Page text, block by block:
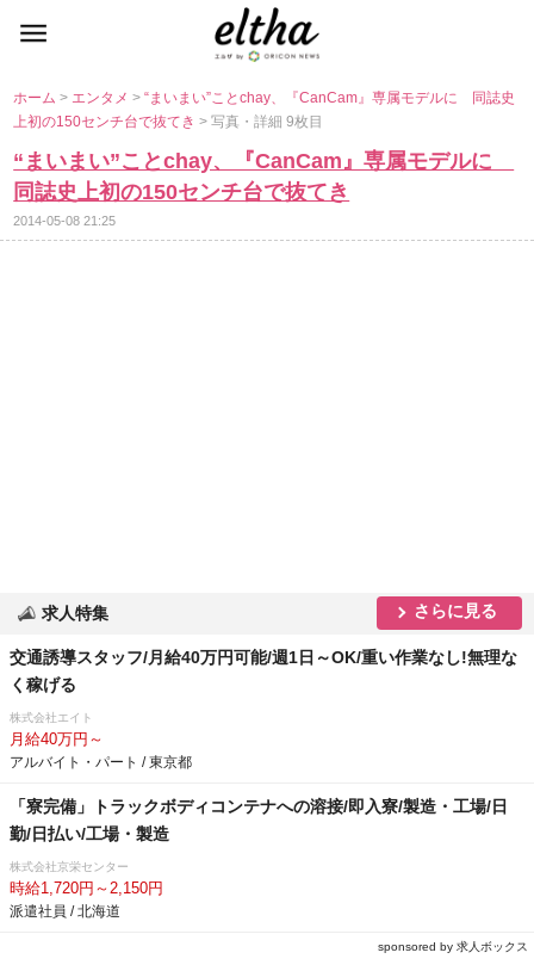
ホーム> エンタメ>“まいまい”ことchay、『CanCam』専属モデルに 同誌史
上初の150センチ台で抜てき> 写真・詳細 9枚目
“まいまい”ことchay、『CanCam』専属モデルに
同誌史上初の150センチ台で抜てき
2014-05-08 21:25
求人特集 さらに見る
交通誘導スタッフ/月給40万円可能/週1日～OK/重い作業なし!無理な
く稼げる
株式会社エイト
月給40万円～
アルバイト・パート / 東京都
「寮完備」トラックボディコンテナへの溶接/即入寮/製造・工場/日
勤/日払い/工場・製造
株式会社京栄センター
時給1,720円～2,150円
派遣社員 / 北海道
sponsored by 求人ボックス